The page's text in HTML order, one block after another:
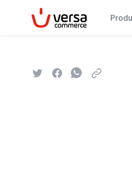
VersaCommerce
TwitterFacebookWhatsapp
Email